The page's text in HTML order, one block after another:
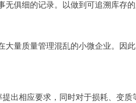
俱细的记录。以做到可追溯库存的
量质量管理混乱的小微企业。因
出相应要求，同时对于损耗、变